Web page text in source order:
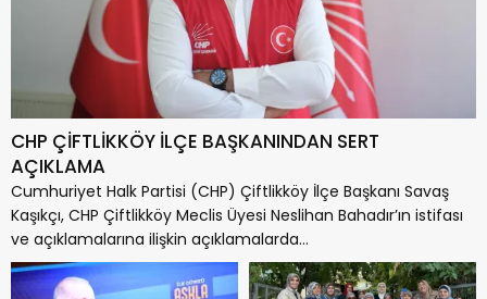
CHP ÇİFTLİKKÖY İLÇE BAŞKANINDAN SERT
AÇIKLAMA
Cumhuriyet Halk Partisi (CHP) Çiftlikköy İlçe Başkanı Savaş
Kaşıkçı, CHP Çiftlikköy Meclis Üyesi Neslihan Bahadır’ın istifası
ve açıklamalarına ilişkin açıklamalarda...